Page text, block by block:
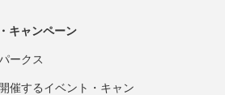
キャンペーン
ークス
催するイベント・キャン